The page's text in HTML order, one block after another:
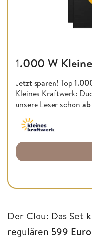
1.000 W
Jetzt sparen! Top
Kleines Kraftwerk:
unsere Leser schon
Der Clou: Das Set
regulären 599 Euro